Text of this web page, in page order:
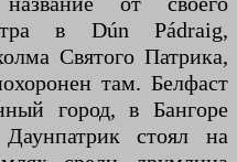
в Dún Pádraig,
Святого Патрика,
там. Белфаст
город, в Бангоре
стоял на